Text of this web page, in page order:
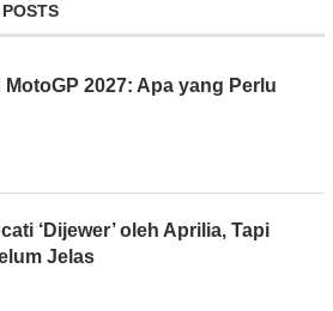
2027: Apa yang Perlu
‘Dijewer’ oleh Aprilia, Tapi
Jelas